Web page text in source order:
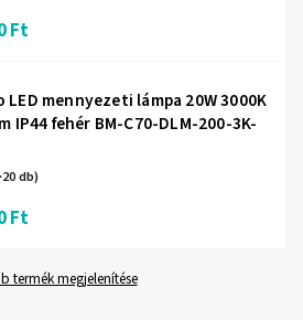
Ft
LED mennyezeti lámpa 20W 3000K
IP44 fehér BM-C70-DLM-200-3K-
db)
Ft
termék megjelenítése